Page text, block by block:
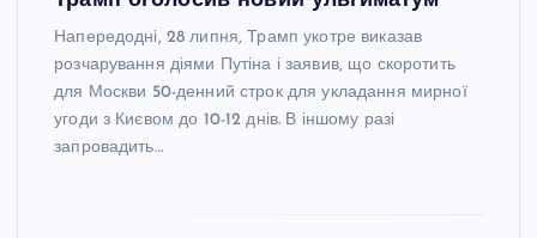
Напередодні, 28 липня, Трамп укотре виказав
розчарування діями Путіна і заявив, що скоротить
для Москви 50-денний строк для укладання мирної
угоди з Києвом до 10-12 днів. В іншому разі
запровадить…